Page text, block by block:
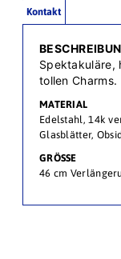
Kontakt
Spektakuläre,
tollen Charms.
MATERIAL
Edelstahl, 14k
Glasblätter,
GRÖSSE
46 cm